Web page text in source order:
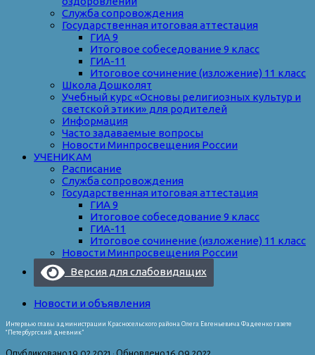
Служба сопровождения
Государственная итоговая аттестация
ГИА 9
Итоговое собеседование 9 класс
ГИА-11
Итоговое сочинение (изложение) 11 класс
Школа Дошколят
Учебный курс «Основы религиозных культур и
светской этики» для родителей
Информация
Часто задаваемые вопросы
Новости Минпросвещения России
УЧЕНИКАМ
Расписание
Служба сопровождения
Государственная итоговая аттестация
ГИА 9
Итоговое собеседование 9 класс
ГИА-11
Итоговое сочинение (изложение) 11 класс
Новости Минпросвещения России
Версия для слабовидящих
Новости и объявления
Интервью главы администрации Красносельского района Олега Евгеньевича Фадеенко газете
“Петербургский дневник”